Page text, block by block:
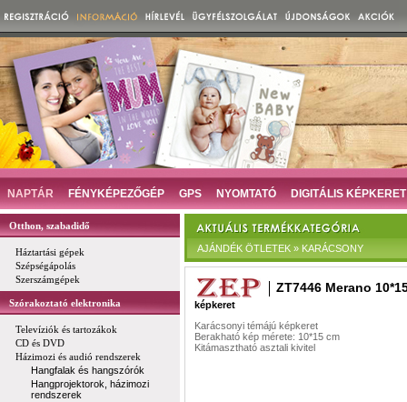
NAPTÁR FÉNYKÉPEZŐGÉP GPS NYOMTATÓ DIGITÁLIS KÉPKERET
Otthon, szabadidő
Háztartási gépek
Szépségápolás
Szerszámgépek
Szórakoztató elektronika
Televíziók és tartozákok
CD és DVD
Házimozi és audió rendszerek
Hangfalak és hangszórók
Hangprojektorok, házimozi
rendszerek
AJÁNDÉK ÖTLETEK » KARÁCSONY
ZT7446 Merano
képkeret
Karácsonyi témájú képkeret
Berakható kép mérete: 10*15 cm
Kitámasztható asztali kivitel